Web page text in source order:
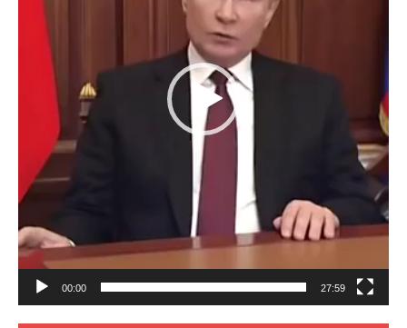
00:00 27:59